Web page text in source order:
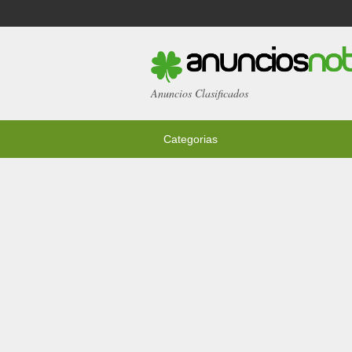
Anuncios Clasificados
Categorias